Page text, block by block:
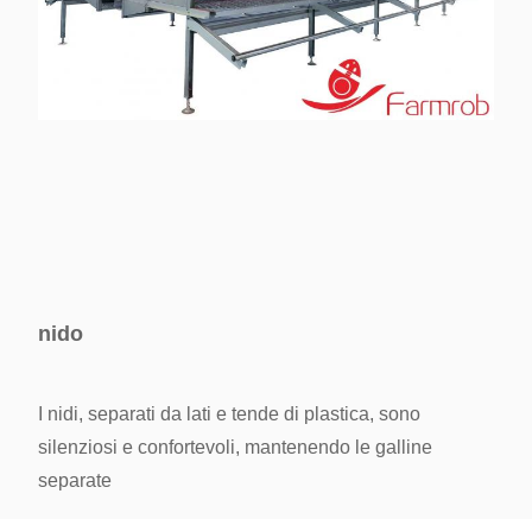
nido
I nidi, separati da lati e tende di plastica, sono
silenziosi e confortevoli, mantenendo le galline
separate